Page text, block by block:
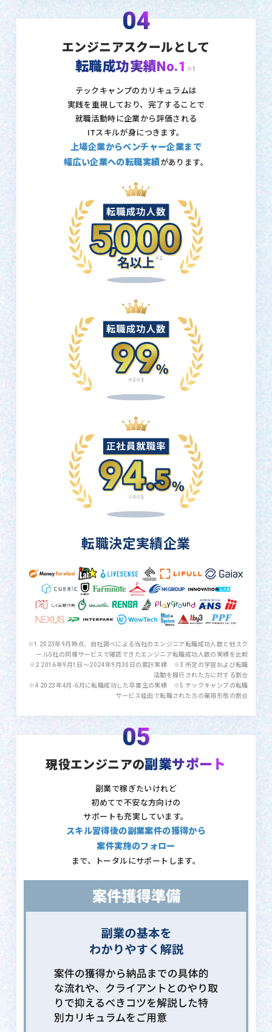
04
エンジニアスクールとして
転職成功実績No.1 ※1
テックキャンプのカリキュラムは
実践を重視しており、 完了することで
就職活動時に企業から評価される
ITスキルが身につきます。
上場企業からベンチャー企業まで
幅広い企業への転職実績があります。
転職決定実績企業
※1 2023年9月時点、自社調べによる当社のエンジニア転職成功人数と他スク
ール5社の同種サービスで確認できたエンジニア転職成功人数の実績を比較
※2 2016年9月1日〜2024年9月30日の累計実績 ※3 所定の学習および転職
活動を履行された方に対する割合
※4 2023年4月-6月に転職成功した卒業生の実績 ※5 テックキャンプの転職
サービス経由で転職された方の雇用形態の割合
05
現役エンジニアの副業サポート
副業で稼ぎたいけれど
初めてで不安な方向けの
サポートも充実しています。
スキル習得後の副業案件の獲得から
案件実施のフォロー
まで、トータルにサポートします。